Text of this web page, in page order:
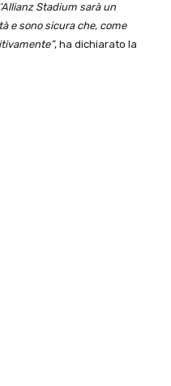
Stadium sarà un
e sono sicura che, come
, ha dichiarato la